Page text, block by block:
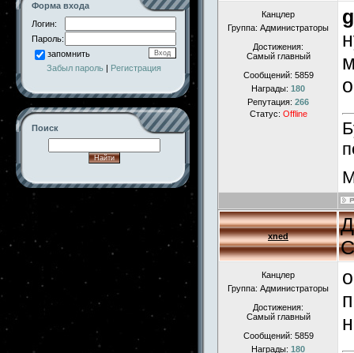
Форма входа
Логин:
Пароль:
запомнить
Забыл пароль | Регистрация
Поиск
Канцлер
Группа: Администраторы
Достижения:
Самый главный
Сообщений: 5859
Награды: 180
Репутация: 266
Статус: Offline
xned
Канцлер
Группа: Администраторы
Достижения:
Самый главный
Сообщений: 5859
Награды: 180